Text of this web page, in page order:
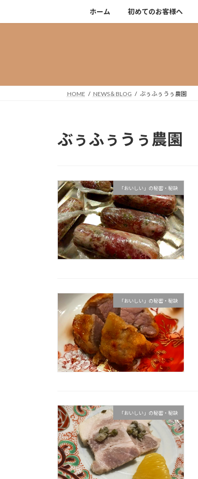
キ
に
ホーム 初めてのお客様へ
HOME NEWS＆BLOG ぶぅふぅうぅ農園
ぶぅふぅうぅ農園
「おいしい」の秘密・秘訣
「おいしい」の秘密・秘訣
「おいしい」の秘密・秘訣